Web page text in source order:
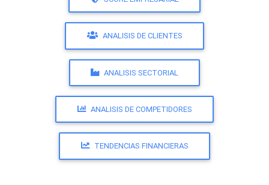
ANALISIS DE CLIENTES
ANALISIS SECTORIAL
ANALISIS DE COMPETIDORES
TENDENCIAS FINANCIERAS